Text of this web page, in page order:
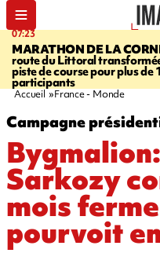
07:23
MARATHON DE LA
route du Littoral
piste de course pour plus de
participants
Accueil France - Monde
Campagne
Sarkozy
mois
pourvoit